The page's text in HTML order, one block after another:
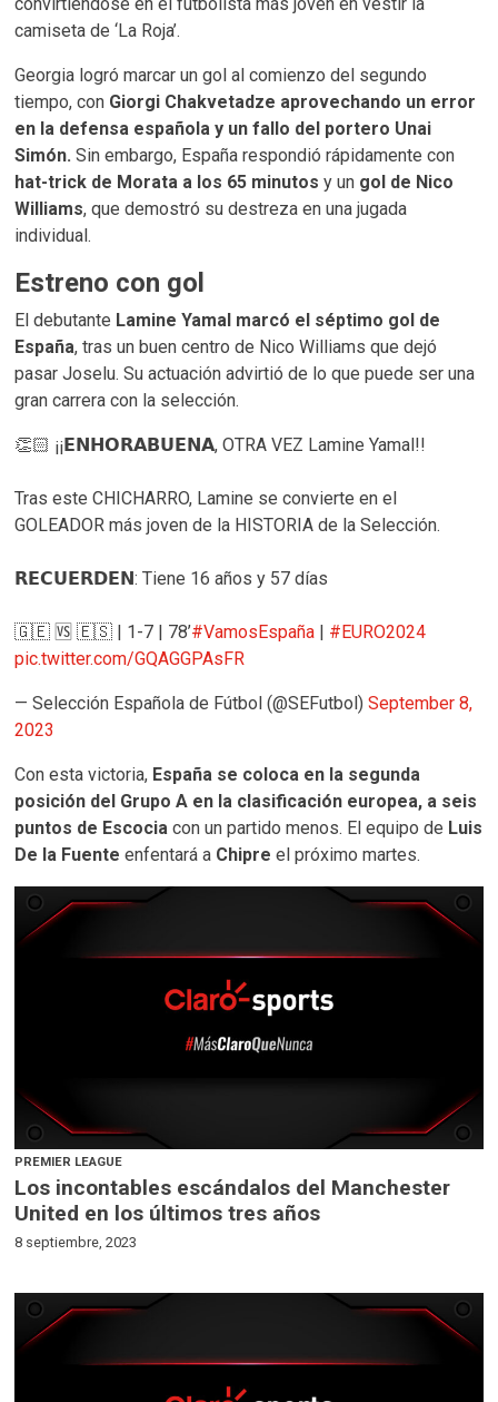
camiseta de ‘La Roja’.
Georgia logró marcar un gol al comienzo del segundo
tiempo, con Giorgi Chakvetadze aprovechando un error
en la defensa española y un fallo del portero Unai
Simón. Sin embargo, España respondió rápidamente con
hat-trick de Morata a los 65 minutos y un gol de Nico
Williams, que demostró su destreza en una jugada
individual.
Estreno con gol
El debutante Lamine Yamal marcó el séptimo gol de
España, tras un buen centro de Nico Williams que dejó
pasar Joselu. Su actuación advirtió de lo que puede ser una
gran carrera con la selección.
👏🏻 ¡¡𝗘𝗡𝗛𝗢𝗥𝗔𝗕𝗨𝗘𝗡𝗔, OTRA VEZ Lamine Yamal!!
Tras este CHICHARRO, Lamine se convierte en el
GOLEADOR más joven de la HISTORIA de la Selección.
𝗥𝗘𝗖𝗨𝗘𝗥𝗗𝗘𝗡: Tiene 16 años y 57 días
🇬🇪 🆚 🇪🇸 | 1-7 | 78’#VamosEspaña | #EURO2024
pic.twitter.com/GQAGGPAsFR
— Selección Española de Fútbol (@SEFutbol)September 8,
2023
Con esta victoria, España se coloca en la segunda
posición del Grupo A en la clasificación europea, a seis
puntos de Escociacon un partido menos. El equipo de Luis
De la Fuente enfentará a Chipre el próximo martes.
PREMIER LEAGUE
Los incontables escándalos del Manchester
United en los últimos tres años
8 septiembre, 2023